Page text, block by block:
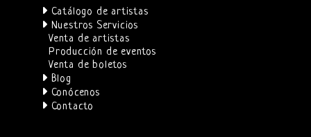
Catálogo de artistas
Nuestros Servicios
Venta de artistas
Producción de eventos
Venta de boletos
Blog
Conócenos
Contacto